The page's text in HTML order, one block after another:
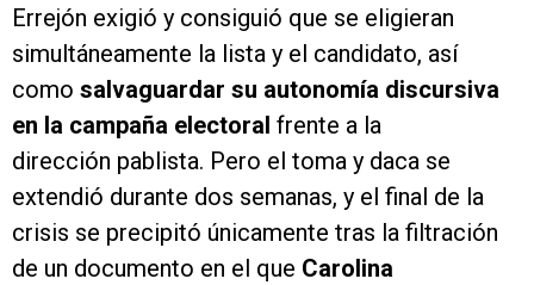
Errejón exigió y consiguió que se eligieran
simultáneamente la lista y el candidato, así
como salvaguardar su autonomía discursiva
en la campaña electoral frente a la
dirección pablista. Pero el toma y daca se
extendió durante dos semanas, y el final de la
crisis se precipitó únicamente tras la filtración
de un documento en el que Carolina